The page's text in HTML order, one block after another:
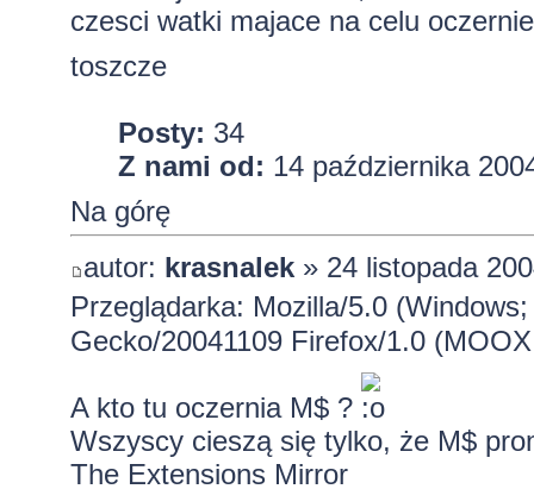
czesci watki majace na celu
toszcze
Posty: 34
Z nami od: 14 października
Na górę
autor: krasnalek» 24 listopada
Przeglądarka: Mozilla/5.0
Gecko/20041109 Firefox/1.0
A kto tu oczernia M$ ?
Wszyscy cieszą się tylko, że M$
The Extensions Mirror